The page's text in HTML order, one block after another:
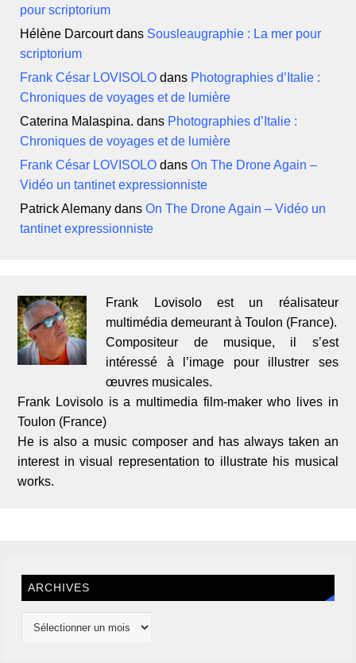
pour scriptorium
Hélène Darcourtdans Sousleaugraphie : La mer pour
scriptorium
Frank César LOVISOLO dans Photographies d’Italie :
Chroniques de voyages et de lumière
Caterina Malaspina. dans Photographies d’Italie :
Chroniques de voyages et de lumière
Frank César LOVISOLO dansOn The Drone Again –
Vidéo un tantinet expressionniste
Patrick Alemany dansOn The Drone Again – Vidéo un
tantinet expressionniste
Frank Lovisolo est un réalisateur
multimédia demeurant à Toulon (France).
Compositeur de musique, il s’est
intéressé à l’image pour illustrer ses
œuvres musicales.
Frank Lovisolo is a multimedia film-maker who lives in
Toulon (France)
He is also a music composer and has always taken an
interest in visual representation to illustrate his musical
works.
ARCHIVES